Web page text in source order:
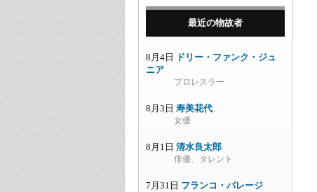
最近の物故者
8月4日
ドリー・ファンク・ジュ
ニア
プロレスラー
8月3日 寿美花代
女優
8月1日 清水良太郎
俳優、タレント
7月31日 フランコ・バレージ